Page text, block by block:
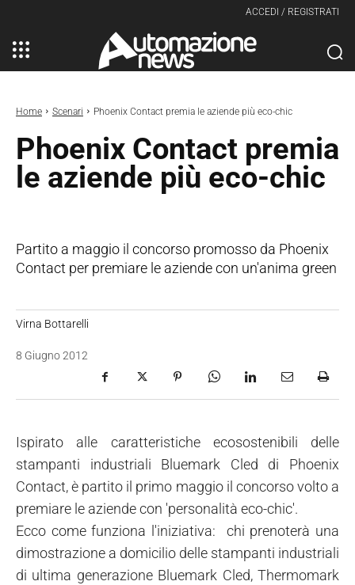
ACCEDI / REGISTRATI
Home Scenari Phoenix Contact premia le aziende più eco-chic
Phoenix Contact premia
le aziende più eco-chic
Partito a maggio il concorso promosso da Phoenix
Contact per premiare le aziende con un'anima green
Virna Bottarelli
8 Giugno 2012
Ispirato alle caratteristiche ecosostenibili delle
stampanti industriali Bluemark Cled di Phoenix
Contact, è partito il primo maggio il concorso volto a
premiare le aziende con 'personalità eco-chic'.
Ecco come funziona l'iniziativa: chi prenoterà una
dimostrazione a domicilio delle stampanti industriali
di ultima generazione Bluemark Cled, Thermomark